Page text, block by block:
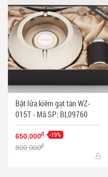
Bật lửa kiêm gạt tàn WZ-
015T - Mã SP: BL09760
650.000đ -19%
800.000đ